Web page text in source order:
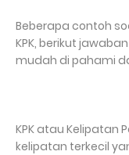
Beberapa contoh
KPK, berikut
mudah di pahami
KPK atau Kelipatan
kelipatan terkecil